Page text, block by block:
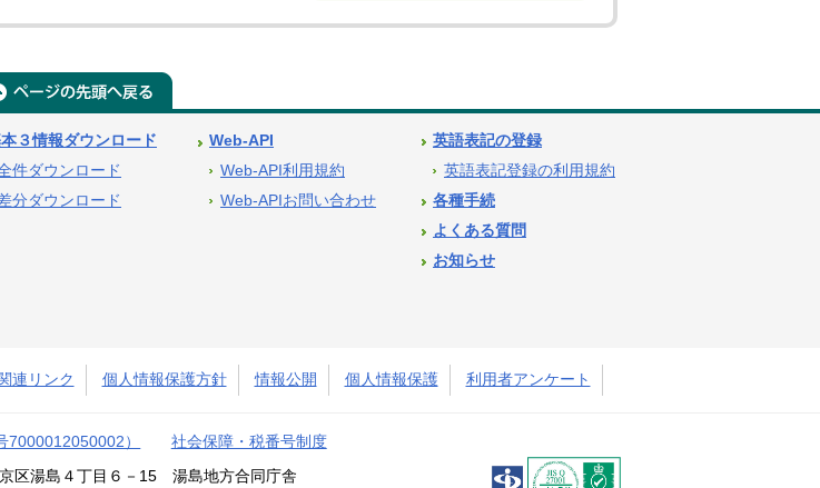
３情報ダウンロード
件ダウンロード
分ダウンロード
Web-API
Web-API利用規約
Web-APIお問い合わせ
英語表記の登録
英語表記登録の利用規約
各種手続
よくある質問
お知らせ
連リンク 個人情報保護方針 情報公開 個人情報保護 利用者アンケート
7000012050002） 社会保障・税番号制度
区湯島４丁目６－15 湯島地方合同庁舎